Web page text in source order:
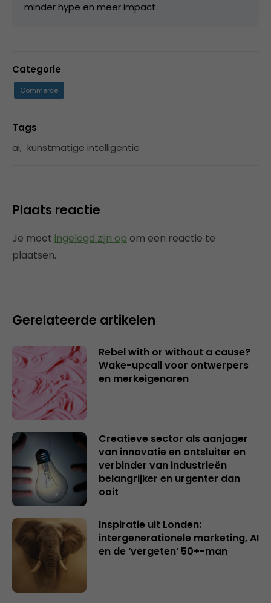
minder hype en meer impact.
Categorie
Commerce
Tags
ai, kunstmatige intelligentie
Plaats reactie
Je moet ingelogd zijn op om een reactie te
plaatsen.
Gerelateerde artikelen
Rebel with or without a cause?
Wake-upcall voor ontwerpers
en merkeigenaren
Creatieve sector als aanjager
van innovatie en ontsluiter en
verbinder van industrieën
belangrijker en urgenter dan
ooit
Inspiratie uit Londen:
intergenerationele marketing, AI
en de ‘vergeten’ 50+-man